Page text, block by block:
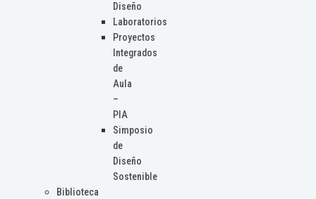
Diseño
Laboratorios
Proyectos
Integrados
de
Aula
–
PIA
Simposio
de
Diseño
Sostenible
Biblioteca